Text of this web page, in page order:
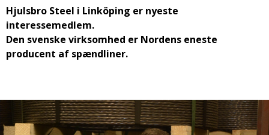
Hjulsbro Steel i Linköping er nyeste
interessemedlem.
Den svenske virksomhed er Nordens eneste
producent af spændliner.